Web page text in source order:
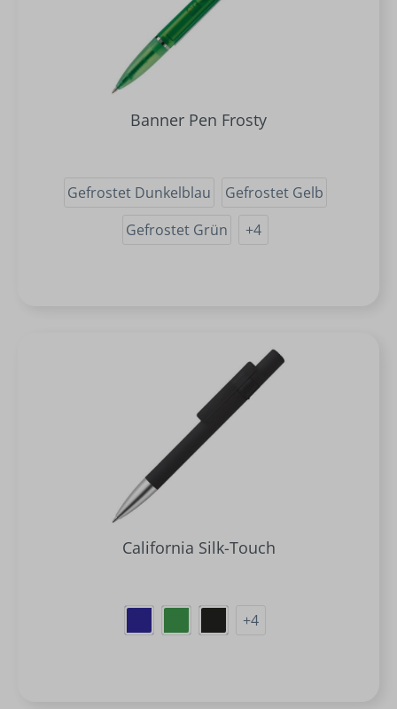
Banner Pen Frosty
Gefrostet Dunkelblau
Gefrostet Gelb
Gefrostet Grün
+4
California Silk-Touch
+4